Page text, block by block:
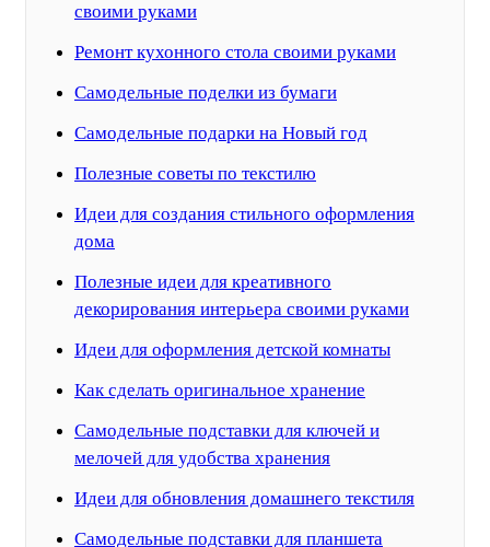
своими руками
Ремонт кухонного стола своими руками
Самодельные поделки из бумаги
Самодельные подарки на Новый год
Полезные советы по текстилю
Идеи для создания стильного оформления
дома
Полезные идеи для креативного
декорирования интерьера своими руками
Идеи для оформления детской комнаты
Как сделать оригинальное хранение
Самодельные подставки для ключей и
мелочей для удобства хранения
Идеи для обновления домашнего текстиля
Самодельные подставки для планшета